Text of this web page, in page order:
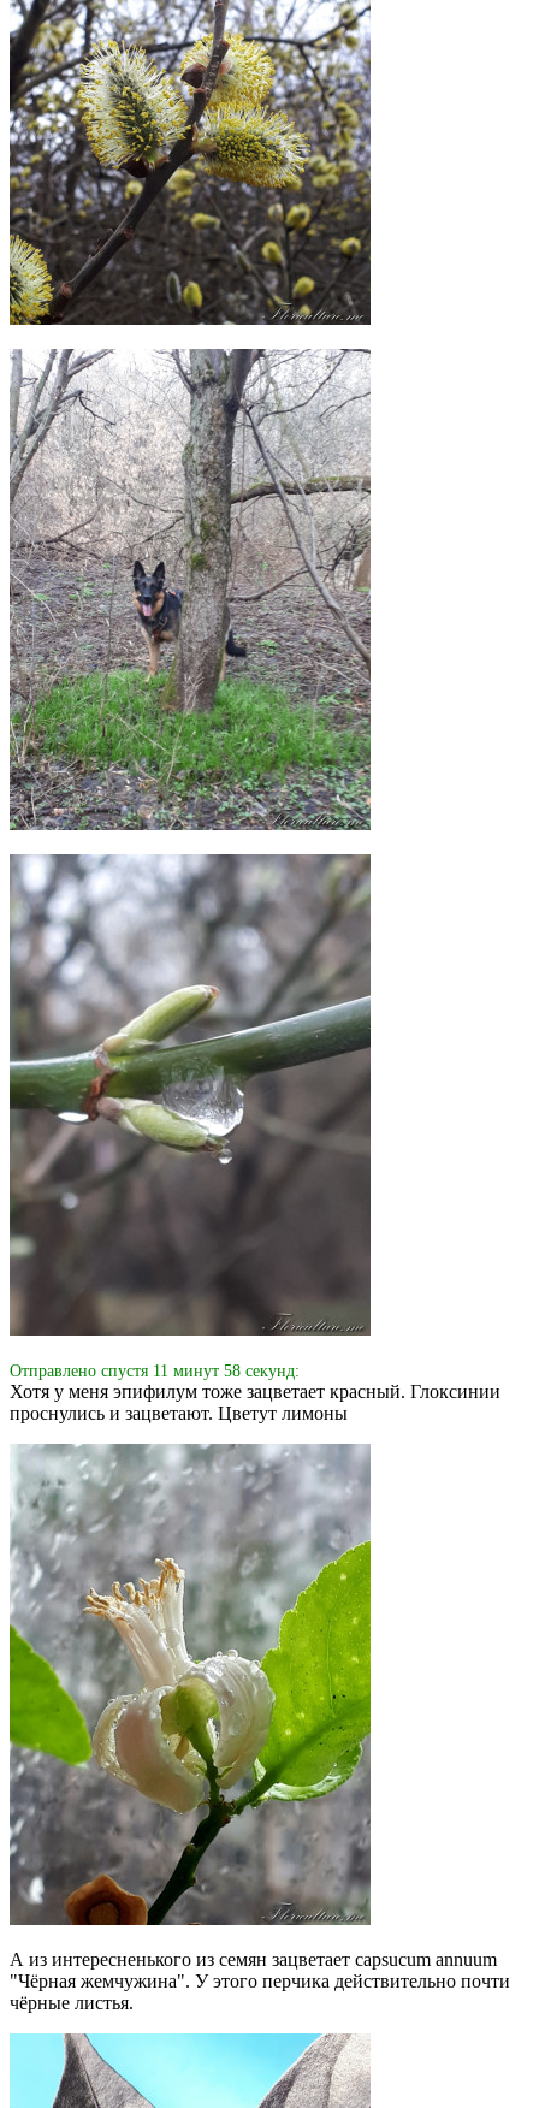
Отправлено спустя 11 минут 58 секунд:
Хотя у меня эпифилум тоже зацветает красный. Глоксинии
проснулись и зацветают. Цветут лимоны
А из интересненького из семян зацветает capsucum annuum
"Чёрная жемчужина". У этого перчика действительно почти
чёрные листья.